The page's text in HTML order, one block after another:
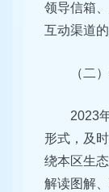
领导信箱
互动渠道
（二
2023
形式，及
绕本区生
解读图解